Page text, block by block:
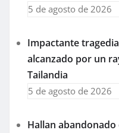
5 de agosto de 2026
Impactante
alcanzado por un
Tailandia
5 de agosto de 2026
Hallan